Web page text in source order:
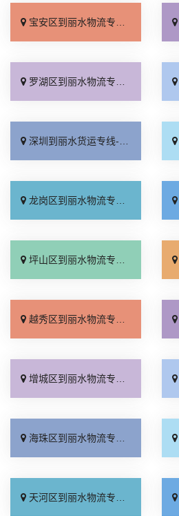
宝安区到丽水物流专线_需要几天「要几天到」
罗湖区到丽水物流专线_省事省心「要几天到」
深圳到丽水货运专线-深圳到丽水物流公司_按时送达「高效运输」
龙岗区到丽水物流专线_合同承运「一站直达」
坪山区到丽水物流专线_按时送达「多久时间」
越秀区到丽水物流专线_省事省心「天天发车」
增城区到丽水物流专线_收费标准「损坏理赔」
海珠区到丽水物流专线_直达不中转「需要几天」
天河区到丽水物流专线_收费介绍「合理收费」